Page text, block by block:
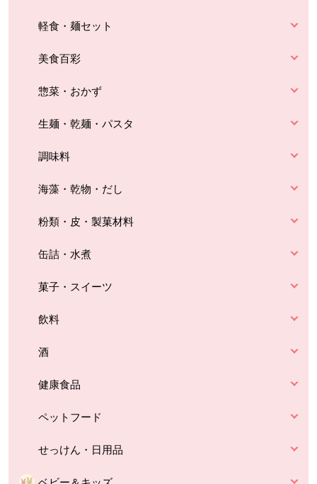
軽食・麺セット
美食百彩
惣菜・おかず
生麺・乾麺・パスタ
調味料
海藻・乾物・だし
粉類・皮・製菓材料
缶詰・水煮
菓子・スイーツ
飲料
酒
健康食品
ペットフード
せっけん・日用品